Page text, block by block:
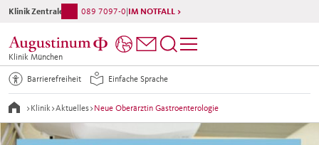
Klinik München
Klinik Zentrale 089 7097-0|IM NOTFALL >
> Klinik >Aktuelles> Neue Oberärztin Gastroenterologie
Barrierefreiheit Einfache Sprache